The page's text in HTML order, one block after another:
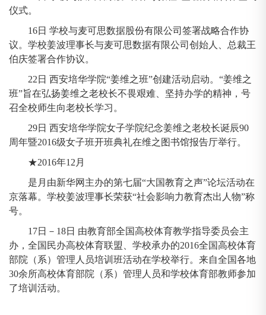
仪式。
16日 学校与麦可思数据股份有限公司签署战略合作协
议。学校姜波理事长与麦可思数据有限公司创始人、总裁王
伯庆签署合作协议。
22日 西安培华学院“姜维之班”创建活动启动。“姜维之
班”旨在弘扬姜维之老校长不畏艰难、坚持办学的精神，号
召全校师生向老校长学习。
29日 西安培华学院女子学院纪念姜维之老校长诞辰90
周年暨2016级女子班开班典礼在维之图书馆报告厅举行。
★2016年12月
是月由新华网主办的第七届“大国教育之声”论坛活动在
京落幕。学校姜波理事长荣获“社会影响力教育杰出人物”称
号。
17日－18日 由教育部全国高校体育教学指导委员会主
办，全国民办高校体育联盟、学校承办的2016全国高校体育
部院（系）管理人员培训班活动在学校举行。来自全国各地
30余所高校体育部院（系）管理人员和学校体育部教师参加
了培训活动。